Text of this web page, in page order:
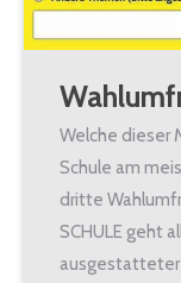
Welche dieser
Schule am
dritte
SCHULE geht